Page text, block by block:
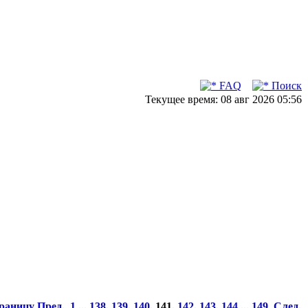
FAQ
Поиск
Текущее время: 08 авг 2026 05:56